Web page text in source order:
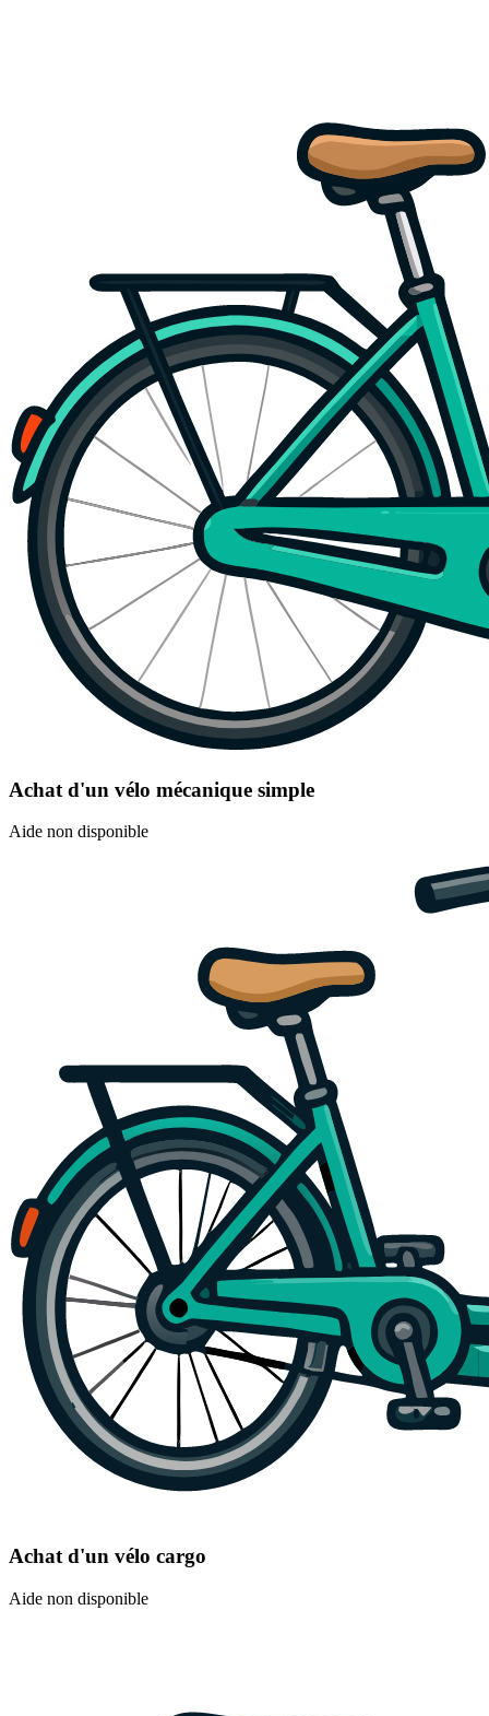
Achat d'un vélo mécanique simple
Aide non disponible
Achat d'un vélo cargo
Aide non disponible